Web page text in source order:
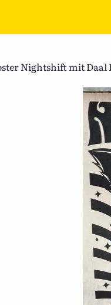
Nightshift mit Daal